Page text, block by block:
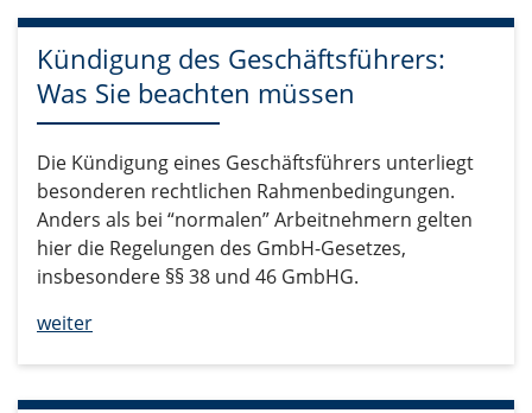
Kündigung des Geschäftsführers:
Was Sie beachten müssen
Die Kündigung eines Geschäftsführers unterliegt
besonderen rechtlichen Rahmenbedingungen.
Anders als bei “normalen” Arbeitnehmern gelten
hier die Regelungen des GmbH-Gesetzes,
insbesondere §§ 38 und 46 GmbHG.
weiter